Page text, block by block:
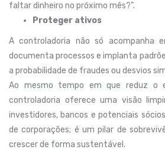
faltar dinheiro no próximo mês?”.
Proteger ativos
A controladoria não só acompanha
documenta processos e implanta
a probabilidade de fraudes ou desvios
Ao mesmo tempo em que reduz o
controladoria oferece uma visão
investidores, bancos e potenciais
de corporações; é um pilar de
crescer de forma sustentável.